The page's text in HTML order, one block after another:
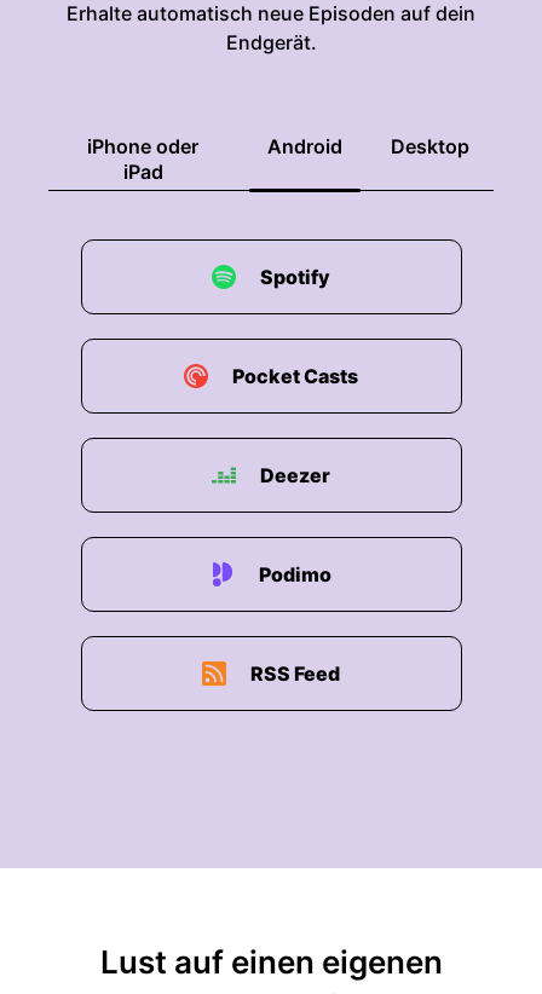
Erhalte automatisch neue Episoden auf dein
Endgerät.
iPhone oder
iPad
Android Desktop
Spotify
Pocket Casts
Deezer
Podimo
RSS Feed
Lust auf einen eigenen